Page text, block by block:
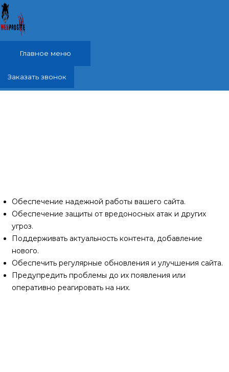
Перейти к содержимому
Главное меню
Заказать звонок
Обеспечение надежной работы вашего сайта.
Обеспечение защиты от вредоносных атак и других
угроз.
Поддерживать актуальность контента, добавление
нового.
Обеспечить регулярные обновления и улучшения сайта.
Предупредить проблемы до их появления или
оперативно реагировать на них.